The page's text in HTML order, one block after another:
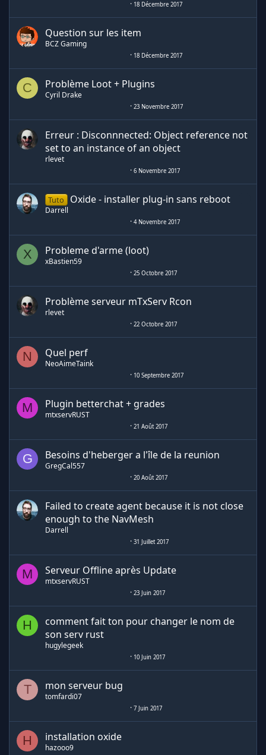
18 Décembre 2017
Question sur les item
BCZ Gaming
18 Décembre 2017
C Problème Loot + Plugins
Cyril Drake
23 Novembre 2017
Erreur : Disconnnected: Object reference not
set to an instance of an object
rlevet
6 Novembre 2017
Tuto Oxide - installer plug-in sans reboot
Darrell
4 Novembre 2017
X Probleme d'arme (loot)
xBastien59
25 Octobre 2017
Problème serveur mTxServ Rcon
rlevet
22 Octobre 2017
N Quel perf
NeoAimeTaink
10 Septembre 2017
M Plugin betterchat + grades
mtxservRUST
21 Août 2017
G Besoins d'heberger a l'île de la reunion
GregCal557
20 Août 2017
Failed to create agent because it is not close
enough to the NavMesh
Darrell
31 Juillet 2017
M Serveur Offline après Update
mtxservRUST
23 Juin 2017
H
comment fait ton pour changer le nom de
son serv rust
hugylegeek
10 Juin 2017
T mon serveur bug
tomfardi07
7 Juin 2017
H installation oxide
hazooo9